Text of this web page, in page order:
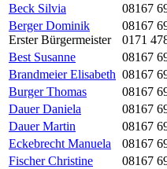
Beck Silvia
08167
Berger Dominik
Erster Bürgermeister
08167
0171
Best Susanne
08167
Brandmeier Elisabeth 08167
Burger Thomas
08167
Dauer Daniela
08167
Dauer Martin
08167
Eckebrecht Manuela
08167
Fischer Christine
08167